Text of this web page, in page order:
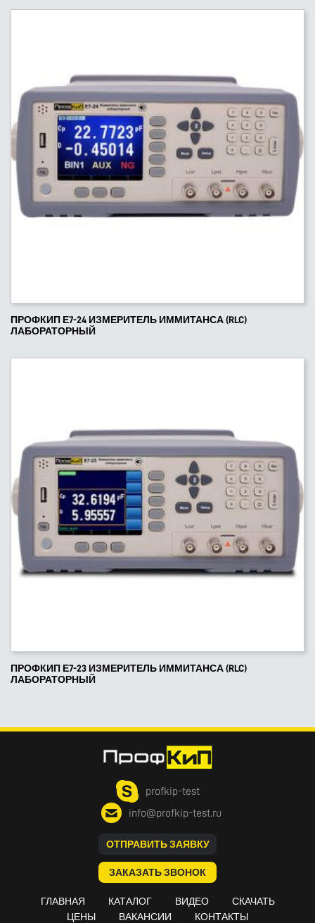
ПРОФКИП Е7-24 ИЗМЕРИТЕЛЬ ИММИТАНСА (RLC)
ЛАБОРАТОРНЫЙ
ПРОФКИП Е7-23 ИЗМЕРИТЕЛЬ ИММИТАНСА (RLC)
ЛАБОРАТОРНЫЙ
profkip-test
info@profkip-test.ru
ОТПРАВИТЬ ЗАЯВКУ
ЗАКАЗАТЬ ЗВОНОК
ГЛАВНАЯ КАТАЛОГ ВИДЕО
СКАЧАТЬ
ЦЕНЫ
ВАКАНСИИ КОНТАКТЫ